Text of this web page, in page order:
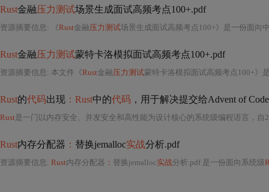
Rust金融压力测试场景生成面试高频考点100+.pdf
资源摘要信息: 《Rust金融压力测试场景生成面试高频考点100+》是一份面向
Rust金融压力测试蒙特卡洛模拟面试高频考点100+.pdf
资源摘要信息: 本文件《Rust金融压力测试蒙特卡洛模拟面试高频考点100+》是一份面向金融科技（FinTech）领域高级工程
Rust的代码出现 ：Rust中的代码 ，用于解决提交给Advent of
Rust是一门以内存安全、并发安全和高性能为设计核心的系统级编程语言，自2010年由Graydon Hoare发起、2015年发布1.0稳定版以来，迅速在
Rust内存分配器 ： 替换jemalloc实战分析.pdf
资源摘要信息: Rust内存分配器 ： 替换jemalloc实战分析.pdf 是一份面向系统级